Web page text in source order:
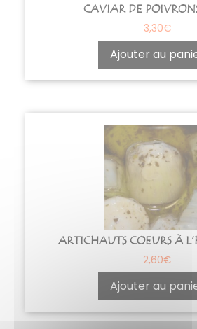
CAVIAR DE
3,30€
Ajouter au
ARTICHAUTS COEURS À
2,60€
Ajouter au